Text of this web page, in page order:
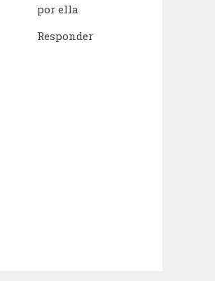
por ella
Responder